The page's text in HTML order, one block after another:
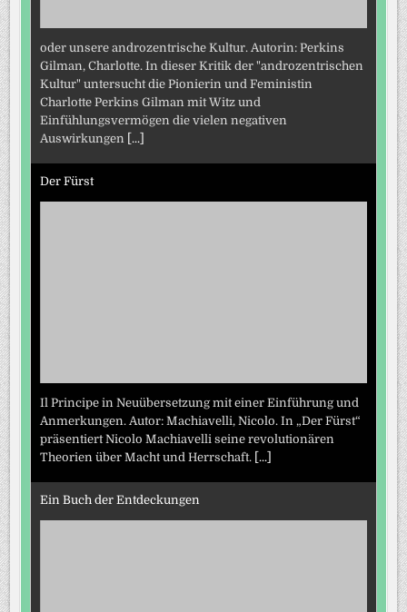
oder unsere androzentrische Kultur. Autorin: Perkins
Gilman, Charlotte. In dieser Kritik der "androzentrischen
Kultur" untersucht die Pionierin und Feministin
Charlotte Perkins Gilman mit Witz und
Einfühlungsvermögen die vielen negativen
Auswirkungen [...]
Der Fürst
Il Principe in Neuübersetzung mit einer Einführung und
Anmerkungen. Autor: Machiavelli, Nicolo. In „Der Fürst“
präsentiert Nicolo Machiavelli seine revolutionären
Theorien über Macht und Herrschaft. [...]
Ein Buch der Entdeckungen